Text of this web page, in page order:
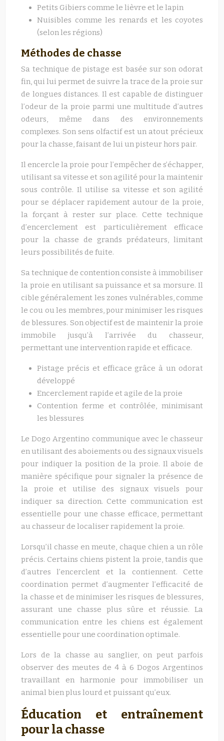
Petits Gibiers comme le lièvre et le lapin
Nuisibles comme les renards et les coyotes
(selon les régions)
Méthodes de chasse
Sa technique de pistage est basée sur son odorat
fin, qui lui permet de suivre la trace de la proie sur
de longues distances. Il est capable de distinguer
l’odeur de la proie parmi une multitude d’autres
odeurs, même dans des environnements
complexes. Son sens olfactif est un atout précieux
pour la chasse, faisant de lui un pisteur hors pair.
Il encercle la proie pour l’empêcher de s’échapper,
utilisant sa vitesse et son agilité pour la maintenir
sous contrôle. Il utilise sa vitesse et son agilité
pour se déplacer rapidement autour de la proie,
la forçant à rester sur place. Cette technique
d’encerclement est particulièrement efficace
pour la chasse de grands prédateurs, limitant
leurs possibilités de fuite.
Sa technique de contention consiste à immobiliser
la proie en utilisant sa puissance et sa morsure. Il
cible généralement les zones vulnérables, comme
le cou ou les membres, pour minimiser les risques
de blessures. Son objectif est de maintenir la proie
immobile jusqu’à l’arrivée du chasseur,
permettant une intervention rapide et efficace.
Pistage précis et efficace grâce à un odorat
développé
Encerclement rapide et agile de la proie
Contention ferme et contrôlée, minimisant
les blessures
Le Dogo Argentino communique avec le chasseur
en utilisant des aboiements ou des signaux visuels
pour indiquer la position de la proie. Il aboie de
manière spécifique pour signaler la présence de
la proie et utilise des signaux visuels pour
indiquer sa direction. Cette communication est
essentielle pour une chasse efficace, permettant
au chasseur de localiser rapidement la proie.
Lorsqu’il chasse en meute, chaque chien a un rôle
précis. Certains chiens pistent la proie, tandis que
d’autres l’encerclent et la contiennent. Cette
coordination permet d’augmenter l’efficacité de
la chasse et de minimiser les risques de blessures,
assurant une chasse plus sûre et réussie. La
communication entre les chiens est également
essentielle pour une coordination optimale.
Lors de la chasse au sanglier, on peut parfois
observer des meutes de 4 à 6 Dogos Argentinos
travaillant en harmonie pour immobiliser un
animal bien plus lourd et puissant qu’eux.
Éducation et entraînement
pour la chasse